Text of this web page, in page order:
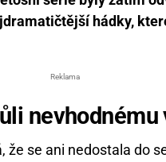
hádky,
Reklama
nevhodnému
že se ani nedostala do